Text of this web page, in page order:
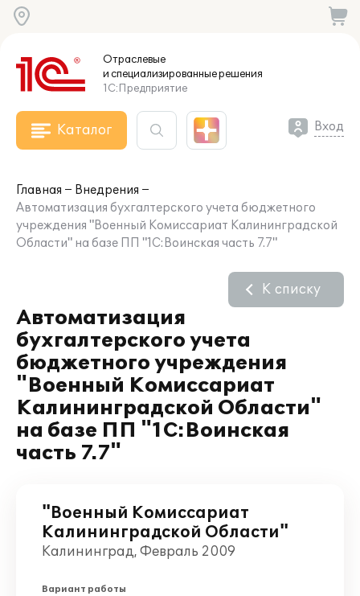
Отраслевые
и специализированныерешения
1С:Предприятие
Каталог Вход
Главная
Внедрения
Автоматизация бухгалтерского учета бюджетного
учреждения "Военный Комиссариат Калининградской
Области" на базе ПП "1С:Воинская часть 7.7"
Автоматизация
бухгалтерского учета
бюджетного учреждения
"Военный Комиссариат
Калининградской Области"
на базе ПП "1С:Воинская
часть 7.7"
К списку
"Военный Комиссариат
Калининградской Области"
Калининград, Февраль 2009
Вариант работы